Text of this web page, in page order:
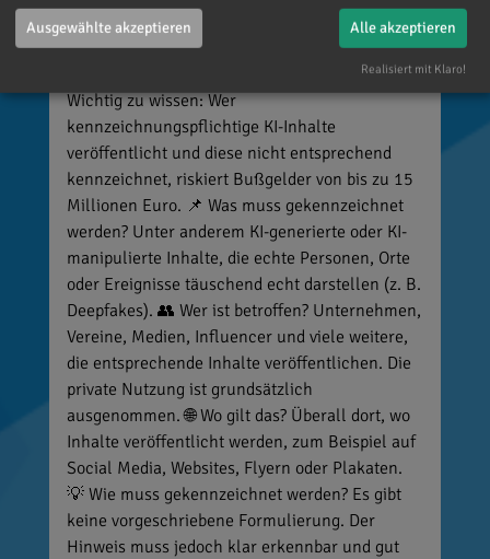
🚨 Neues EU-Gesetz seit dem 2. August! Ab
sofort gelten neue Vorschriften für die
Kennzeichnung bestimmter KI-Inhalte. ⚠️
Wichtig zu wissen: Wer
kennzeichnungspflichtige KI-Inhalte
veröffentlicht und diese nicht entsprechend
kennzeichnet, riskiert Bußgelder von bis zu 15
Millionen Euro. 📌 Was muss gekennzeichnet
werden? Unter anderem KI-generierte oder KI-
manipulierte Inhalte, die echte Personen, Orte
oder Ereignisse täuschend echt darstellen (z. B.
Deepfakes). 👥 Wer ist betroffen? Unternehmen,
Vereine, Medien, Influencer und viele weitere,
die entsprechende Inhalte veröffentlichen. Die
private Nutzung ist grundsätzlich
ausgenommen. 🌐 Wo gilt das? Überall dort, wo
Inhalte veröffentlicht werden, zum Beispiel auf
Social Media, Websites, Flyern oder Plakaten.
💡 Wie muss gekennzeichnet werden? Es gibt
keine vorgeschriebene Formulierung. Der
Hinweis muss jedoch klar erkennbar und gut
Ausgewählte akzeptieren Alle akzeptieren
Realisiert mit Klaro!